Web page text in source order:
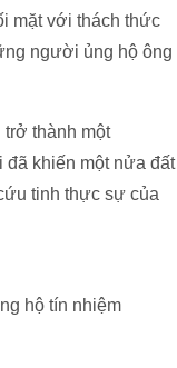
mặt với thách thức
người ủng hộ ông
trở thành một
khiến một nửa đất
tinh thực sự của
hộ tín nhiệm